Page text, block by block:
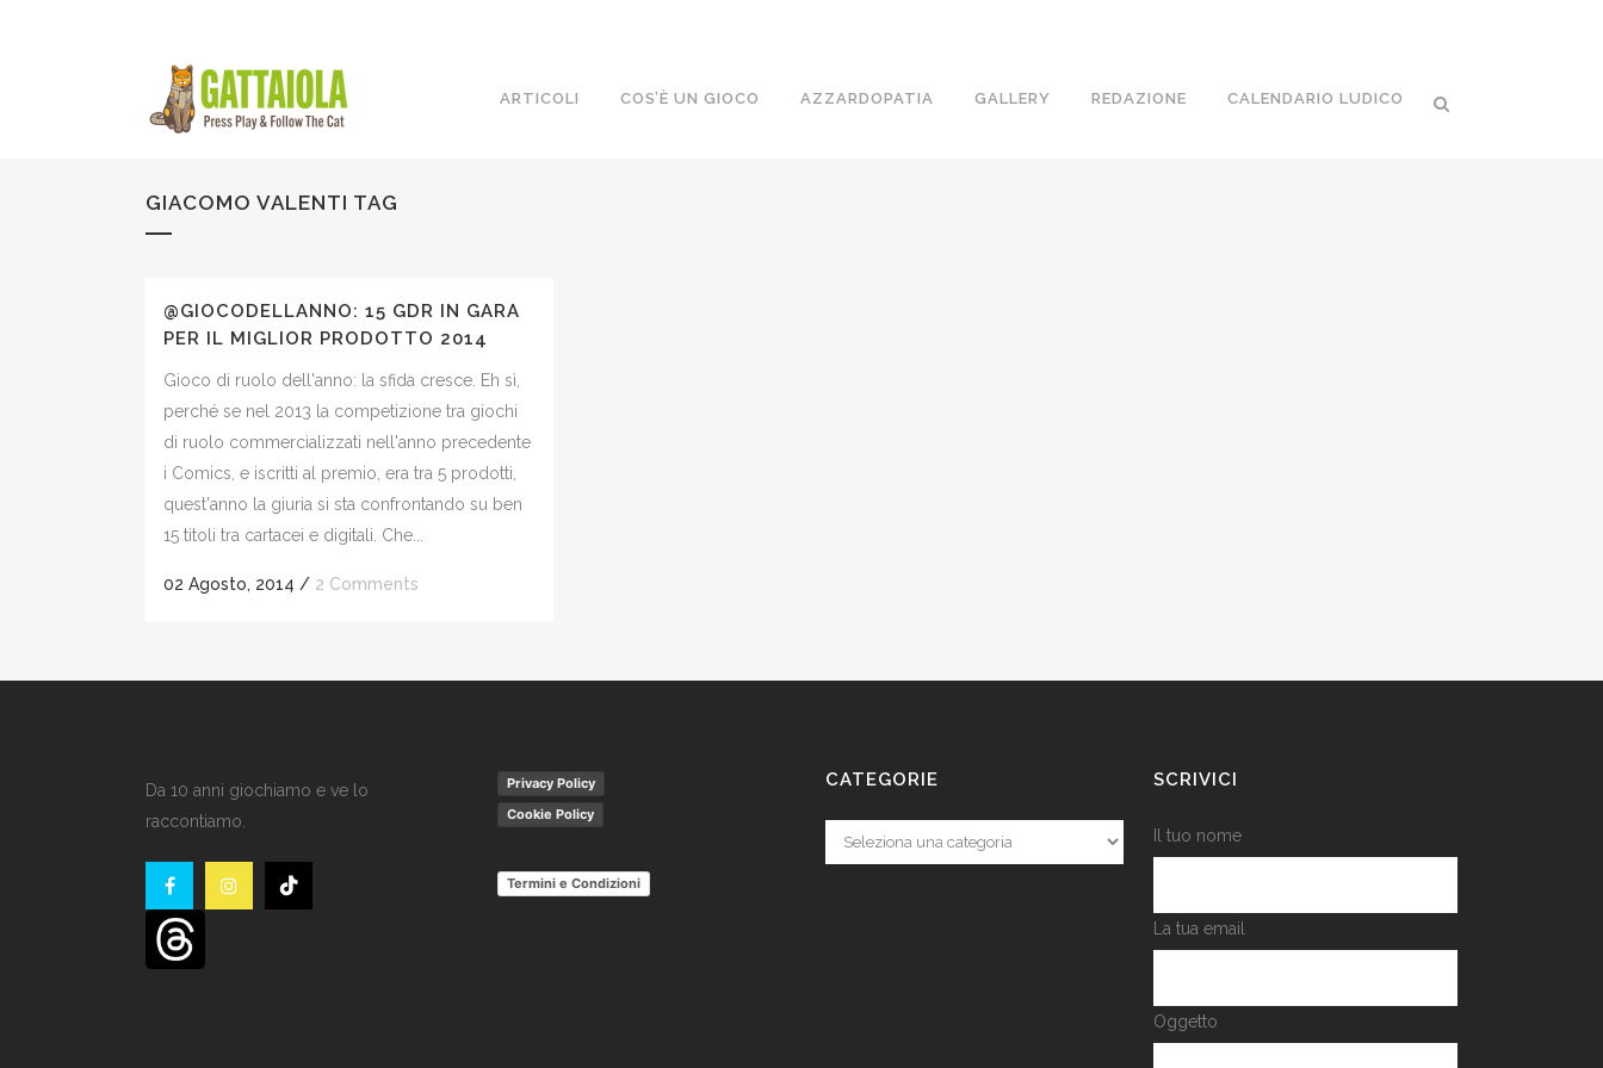
ARTICOLI COS’È UN GIOCO AZZARDOPATIA GALLERY REDAZIONE CALENDARIO LUDICO
GIACOMO VALENTI TAG
@GIOCODELLANNO: 15 GDR IN GARA
PER IL MIGLIOR PRODOTTO 2014
Gioco di ruolo dell'anno: la sfida cresce. Eh sì,
perché se nel 2013 la competizione tra giochi
di ruolo commercializzati nell'anno precedente
i Comics, e iscritti al premio, era tra 5 prodotti,
quest'anno la giuria si sta confrontando su ben
15 titoli tra cartacei e digitali. Che...
02 Agosto, 2014 / 2 Comments
Da 10 anni giochiamo e ve lo
raccontiamo.
Privacy Policy
Cookie Policy
Termini e Condizioni
CATEGORIE
Categorie
SCRIVICI
Il tuo nome
La tua email
Oggetto